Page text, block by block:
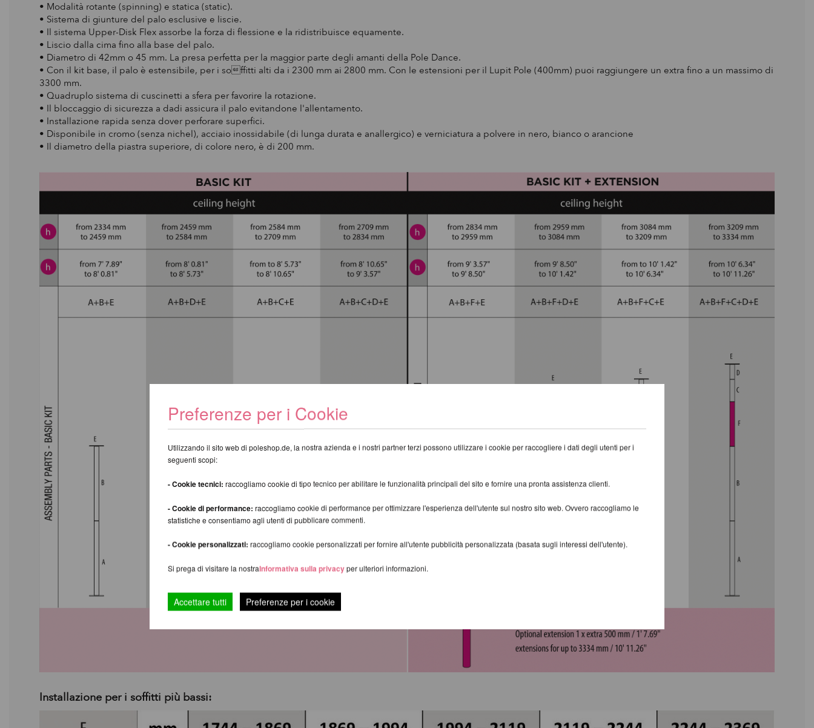
• Modalità rotante (spinning) e statica (static).
• Sistema di giunture del palo esclusive e liscie.
• Il sistema Upper-Disk Flex assorbe la forza di flessione e la ridistribuisce equamente.
• Liscio dalla cima fino alla base del palo.
• Diametro di 42mm o 45 mm. La presa perfetta per la maggior parte degli amanti della Pole Dance.
• Con il kit base, il palo è estensibile, per i soffitti alti da i 2300 mm ai 2800 mm. Con le estensioni per il Lupit Pole (400mm) puoi raggiungere un extra fino a un massimo di
3300 mm.
• Quadruplo sistema di cuscinetti a sfera per favorire la rotazione.
• Il bloccaggio di sicurezza a dadi assicura il palo evitandone l'allentamento.
• Installazione rapida senza dover perforare superfici.
• Disponibile in cromo (senza nichel), acciaio inossidabile (di lunga durata e anallergico) e verniciatura a polvere in nero, bianco o arancione
• Il diametro della piastra superiore, di colore nero, è di 200 mm.
Installazione per i soffitti più bassi:
Preferenze per i Cookie
Utilizzando il sito web di poleshop.de, la nostra azienda e i nostri partner terzi possono utilizzare i cookie per raccogliere i dati degli utenti per i
seguenti scopi:
- Cookie tecnici: raccogliamo cookie di tipo tecnico per abilitare le funzionalità principali del sito e fornire una pronta assistenza clienti.
- Cookie di performance: raccogliamo cookie di performance per ottimizzare l'esperienza dell'utente sul nostro sito web. Ovvero raccogliamo le
statistiche e consentiamo agli utenti di pubblicare commenti.
- Cookie personalizzati: raccogliamo cookie personalizzati per fornire all'utente pubblicità personalizzata (basata sugli interessi dell'utente).
Si prega di visitare la nostraInformativa sulla privacy per ulteriori informazioni.
Accettare tutti Preferenze per i cookie